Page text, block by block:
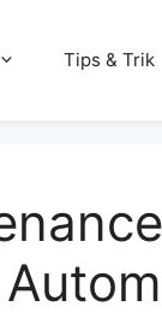
Tips & Trik